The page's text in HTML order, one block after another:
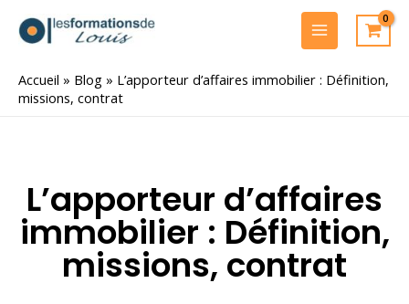
MAIN
MENU
Accueil » Blog » L’apporteur d’affaires immobilier : Définition,
missions, contrat
L’apporteur d’affaires
immobilier : Définition,
missions, contrat